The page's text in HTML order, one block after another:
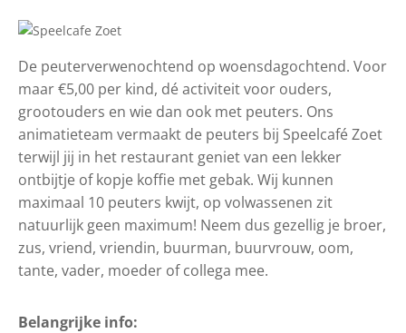
De peuterverwenochtend op woensdagochtend. Voor
maar €5,00 per kind, dé activiteit voor ouders,
grootouders en wie dan ook met peuters. Ons
animatieteam vermaakt de peuters bij Speelcafé Zoet
terwijl jij in het restaurant geniet van een lekker
ontbijtje of kopje koffie met gebak. Wij kunnen
maximaal 10 peuters kwijt, op volwassenen zit
natuurlijk geen maximum! Neem dus gezellig je broer,
zus, vriend, vriendin, buurman, buurvrouw, oom,
tante, vader, moeder of collega mee.
Belangrijke info: